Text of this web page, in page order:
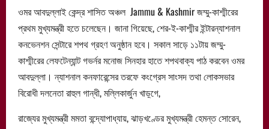
ওমর আবদুল্লাই কেন্দ্র শাসিত অঞ্চল Jammu & Kashmir জম্মু-কাশ্মীরের
প্রথম মুখ্যমন্ত্রী হতে চলেছেন। জানা গিয়েছে, শের-ই-কাশ্মীর ইন্টারন্যাশনাল
কনভেনশন সেন্টারে শপথ গ্রহণ অনুষ্ঠান হবে। সকাল সাড়ে ১১টায় জম্মু-
কাশ্মীরের লেফটেন্যান্ট গভর্নর মনোজ সিনহার হাতে শপথবাক্য পাঠ করবেন ওমর
আবদুল্লা। ন্যাশনাল কনফারেন্সের তরফে কংগ্রেস সাংসদ তথা লোকসভার
বিরোধী দলনেতা রাহুল গান্ধী, মল্লিকার্জুন খাড়্গে,
রাজ্যের মুখ্যমন্ত্রী মমতা বন্দ্যোপাধ্যায়, ঝাড়খণ্ডের মুখ্যমন্ত্রী হেমন্ত সোরেন,